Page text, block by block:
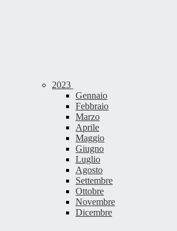
2023
Gennaio
Febbraio
Marzo
Aprile
Maggio
Giugno
Luglio
Agosto
Settembre
Ottobre
Novembre
Dicembre